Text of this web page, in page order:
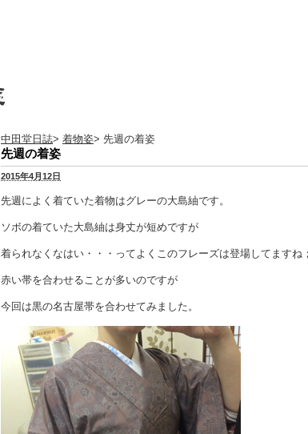
中田堂日誌> 着物姿> 先週の着姿
先週の着姿
2015年4月12日
先週によく着ていた着物はグレーの大島紬です。
ソボの着ていた大島紬は身丈が短めですが
着られなくなはい・・・ってよくこのフレーズは登場してますね
赤い帯を合わせることが多いのですが
今回は黒の名古屋帯を合わせてみました。